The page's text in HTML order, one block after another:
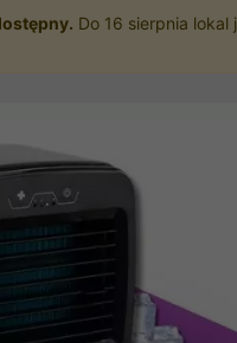
Do 16 sierpnia